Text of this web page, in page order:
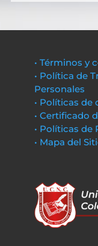
• Términos y
• Política de
Personales
• Políticas de
• Certificado
• Políticas de
• Mapa del